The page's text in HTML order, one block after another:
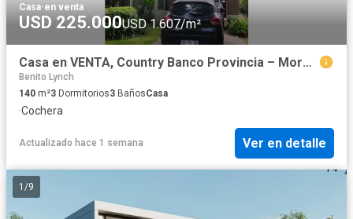
Casa·en venta
USD 225.000USD 1.607/m²
Casa en VENTA, Country Banco Provincia – Moreno
Benito Lynch
140 m²3 Dormitorios3 BañosCasa
·Cochera
Actualizado hace 1 semana Ver en detalle
1 /9